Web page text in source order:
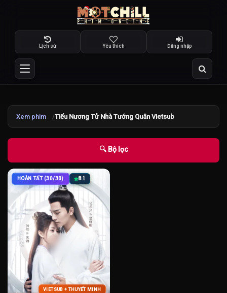
Lịch sử Yêu thích Đăng nhập
Xem phim Tiểu Nương Tử Nhà Tướng Quân Vietsub
🔍 Bộ lọc
HOÀN TẤT (30/30) 8.1
VIETSUB + THUYẾT MINH